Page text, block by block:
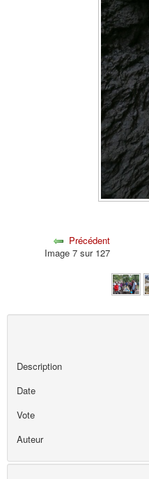
Précédent
Image 7 sur 127
Description
Date
Vote
Auteur